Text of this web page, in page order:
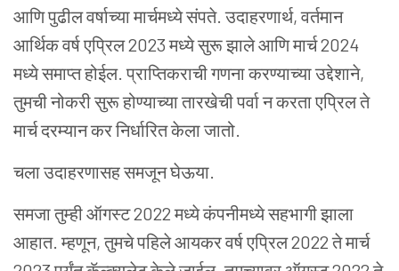
आणि पुढील वर्षाच्या मार्चमध्ये संपते. उदाहरणार्थ, वर्तमान
आर्थिक वर्ष एप्रिल 2023 मध्ये सुरू झाले आणि मार्च 2024
मध्ये समाप्त होईल. प्राप्तिकराची गणना करण्याच्या उद्देशाने,
तुमची नोकरी सुरू होण्याच्या तारखेची पर्वा न करता एप्रिल ते
मार्च दरम्यान कर निर्धारित केला जातो.
चला उदाहरणासह समजून घेऊया.
समजा तुम्ही ऑगस्ट 2022 मध्ये कंपनीमध्ये सहभागी झाला
आहात. म्हणून, तुमचे पहिले आयकर वर्ष एप्रिल 2022 ते मार्च